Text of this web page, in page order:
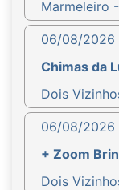
Marmeleiro
06/08/2026
Chimas da
Dois
06/08/2026
+ Zoom
Dois